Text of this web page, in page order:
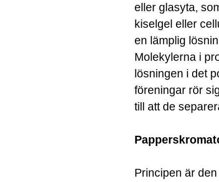
eller glasyta,
kiselgel eller
en lämplig
Molekylerna i
lösningen i det
föreningar rör
till att de
Principen är